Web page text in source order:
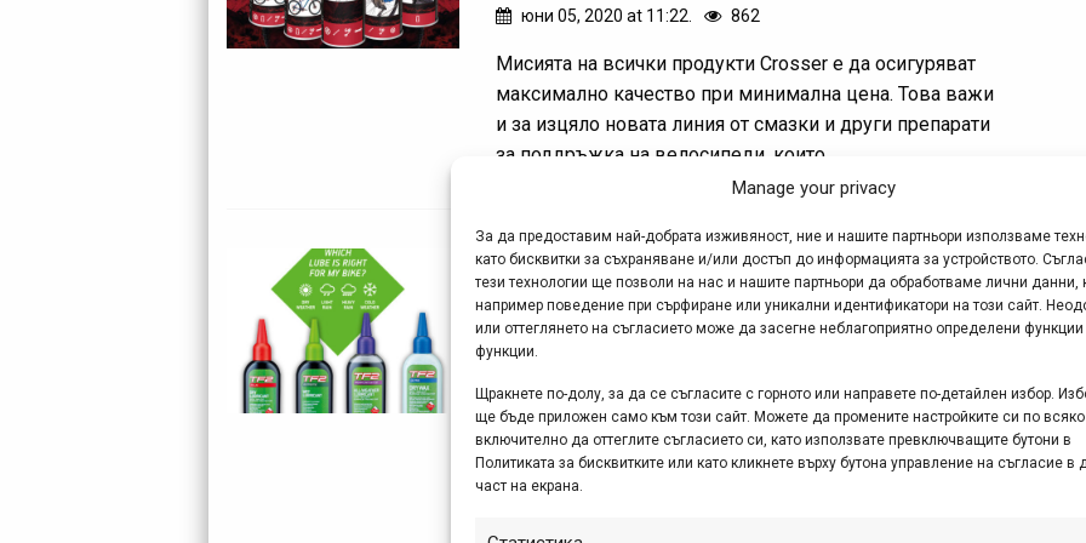
Manage your privacy
За да предоставим най-добрата изживяност, ние и нашите партньори използваме
като бисквитки за съхраняване и/или достъп до информацията за устройството.
тези технологии ще позволи на нас и нашите партньори да обработваме лични данни,
например поведение при сърфиране или уникални идентификатори на този сайт.
или оттеглянето на съгласието може да засегне неблагоприятно определени функции
функции.
Щракнете по-долу, за да се съгласите с горното или направете по-детайлен избор.
ще бъде приложен само към този сайт. Можете да промените настройките си по всяко
включително да оттеглите съгласието си, като използвате превключващите бутони в
Политиката за бисквитките или като кликнете върху бутона управление на съгласие в
част на екрана.
юни 05, 2020 at 11:22. 862
Мисията на всички продукти Crosser е да осигуряват
максимално качество при минимална цена. Това важи
и за изцяло новата линия от смазки и други препарати
за поддръжка на велосипеди, които...
TF2 – висококачествени смазки/
лубриканти от Weldtite
мар. 30, 2020 at 10:49.
Weldtite произвежда широка гама от специализирани
смазки за велосипеди, всяка от които специално
създадена, за да гарантира възможно най-добрата
защита и производителност. Но коя смазка е добре да